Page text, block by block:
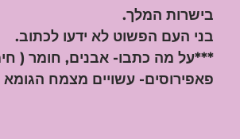
בישרות המלך.
בני העם הפשוט לא ידעו לכתוב.
***על מה כתבו- אבנים, חומר (
פאפירוסים- עשויים מצמח הגומא